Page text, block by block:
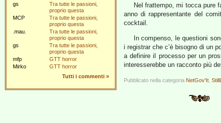
gs
Tra tutte le passioni,
proprio questa
MCP
Tra tutte le passioni,
proprio questa
.mau.
Tra tutte le passioni,
proprio questa
gs
Tra tutte le passioni,
proprio questa
mfp
GTT horror
Mirko
GTT horror
Tutti i commenti »
Nel frattempo, mi tocca pure
anno di rappresentante del
cocktail.
In compenso, le questioni
i registrar che c’è bisogno di un
a definire il processo per un
interesserebbe un racconto più
Pubblicato nella categoria NetGov'It